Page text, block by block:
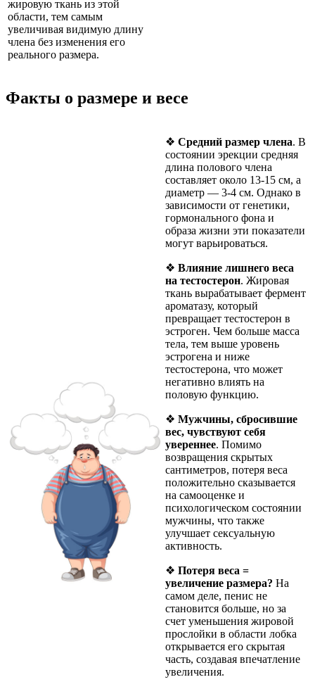
жировую ткань из этой
области, тем самым
увеличивая видимую длину
члена без изменения его
реального размера.
Факты о размере и весе
❖ Средний размер члена. В
состоянии эрекции средняя
длина полового члена
составляет около 13-15 см, а
диаметр — 3-4 см. Однако в
зависимости от генетики,
гормонального фона и
образа жизни эти показатели
могут варьироваться.
❖ Влияние лишнего веса
на тестостерон. Жировая
ткань вырабатывает фермент
ароматазу, который
превращает тестостерон в
эстроген. Чем больше масса
тела, тем выше уровень
эстрогена и ниже
тестостерона, что может
негативно влиять на
половую функцию.
❖ Мужчины, сбросившие
вес, чувствуют себя
увереннее. Помимо
возвращения скрытых
сантиметров, потеря веса
положительно сказывается
на самооценке и
психологическом состоянии
мужчины, что также
улучшает сексуальную
активность.
❖ Потеря веса =
увеличение размера? На
самом деле, пенис не
становится больше, но за
счет уменьшения жировой
прослойки в области лобка
открывается его скрытая
часть, создавая впечатление
увеличения.